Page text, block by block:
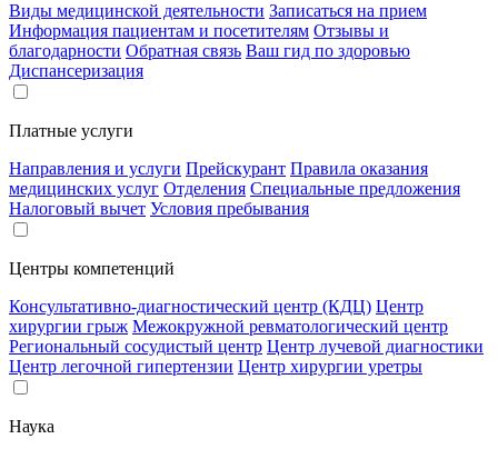
Виды медицинской деятельности Записаться на прием
Информация пациентам и посетителям Отзывы и
благодарности Обратная связь Ваш гид по здоровью
Диспансеризация
Платные услуги
Направления и услуги Прейскурант Правила оказания
медицинских услуг Отделения Специальные предложения
Налоговый вычет Условия пребывания
Центры компетенций
Консультативно-диагностический центр (КДЦ) Центр
хирургии грыж Межокружной ревматологический центр
Региональный сосудистый центр Центр лучевой диагностики
Центр легочной гипертензии Центр хирургии уретры
Наука